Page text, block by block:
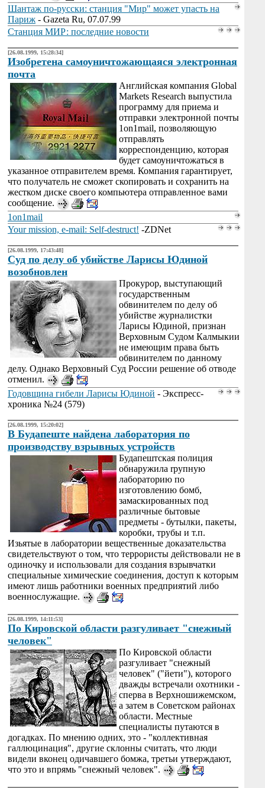
Шантаж по-русски: станция "Мир" может упасть на
Париж - Gazeta Ru, 07.07.99
Станция МИР: последние новости
[26.08.1999, 15:28:34]
Изобретена самоуничтожающаяся электронная
почта
Английская компания Global
Markets Research выпустила
программу для приема и
отправки электронной почты
1on1mail, позволяющую
отправлять
корреспонденцию, которая
будет самоуничтожаться в
указанное отправителем время. Компания гарантирует,
что получатель не сможет скопировать и сохранить на
жестком диске своего компьютера отправленное вами
сообщение.
1on1mail
Your mission, e-mail: Self-destruct! -ZDNet
[26.08.1999, 17:43:48]
Суд по делу об убийстве Ларисы Юдиной
возобновлен
Прокурор, выступающий
государственным
обвинителем по делу об
убийстве журналистки
Ларисы Юдиной, признан
Верховным Судом Калмыкии
не имеющим права быть
обвинителем по данному
делу. Однако Верховный Суд России решение об отводе
отменил.
Годовщина гибели Ларисы Юдиной - Экспресс-
хроника №24 (579)
[26.08.1999, 15:20:02]
В Будапеште найдена лаборатория по
производству взрывных устройств
Будапештская полиция
обнаружила rрупную
лабораторию по
изготовлению бомб,
замаскированных под
различные бытовые
предметы - бутылки, пакеты,
коробки, трубы и т.п.
Изьятые в лаборатории вещественные доказательства
свидетельствуют о том, что террористы действовали не в
одиночку и использовали для создания взрывчатки
специальные химические соединения, доступ к которым
имеют лишь работники военных предприятий либо
военнослужащие.
[26.08.1999, 14:11:53]
По Кировской области разгуливает "снежный
человек"
По Кировской области
разгуливает "снежный
человек" ("йети"), которого
дважды встречали охотники -
сперва в Верхношижемском,
а затем в Советском районах
области. Местные
специалисты путаются в
догадках. По мнению одних, это - "коллективная
галлюцинация", другие склонны считать, что люди
видели вконец одичавшего бомжа, третьи утверждают,
что это и впрямь "снежный человек".